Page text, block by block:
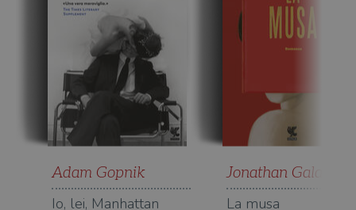
Adam Gopnik
Io, lei, Manhattan
Jonathan Galassi
La musa